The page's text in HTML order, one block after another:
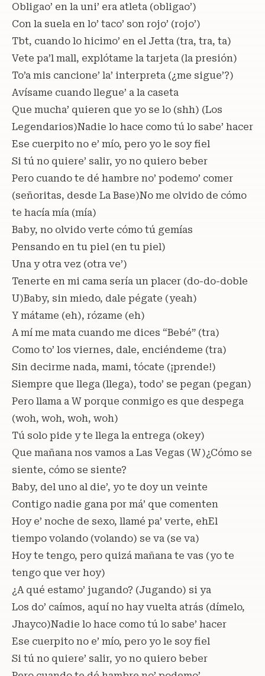
Obligao’ en la uni’ era atleta (obligao’)
Con la suela en lo’ taco’ son rojo’ (rojo’)
Tbt, cuando lo hicimo’ en el Jetta (tra, tra, ta)
Vete pa’l mall, explótame la tarjeta (la presión)
To’a mis cancione’ la’ interpreta (¿me sigue’?)
Avísame cuando llegue’ a la caseta
Que mucha’ quieren que yo se lo (shh) (Los
Legendarios)Nadie lo hace como tú lo sabe’ hacer
Ese cuerpito no e’ mío, pero yo le soy fiel
Si tú no quiere’ salir, yo no quiero beber
Pero cuando te dé hambre no’ podemo’ comer
(señoritas, desde La Base)No me olvido de cómo
te hacía mía (mía)
Baby, no olvido verte cómo tú gemías
Pensando en tu piel (en tu piel)
Una y otra vez (otra ve’)
Tenerte en mi cama sería un placer (do-do-doble
U)Baby, sin miedo, dale pégate (yeah)
Y mátame (eh), rózame (eh)
A mí me mata cuando me dices “Bebé” (tra)
Como to’ los viernes, dale, enciéndeme (tra)
Sin decirme nada, mami, tócate (¡prende!)
Siempre que llega (llega), todo’ se pegan (pegan)
Pero llama a W porque conmigo es que despega
(woh, woh, woh, woh)
Tú solo pide y te llega la entrega (okey)
Que mañana nos vamos a Las Vegas (W)¿Cómo se
siente, cómo se siente?
Baby, del uno al die’, yo te doy un veinte
Contigo nadie gana por má’ que comenten
Hoy e’ noche de sexo, llamé pa’ verte, ehEl
tiempo volando (volando) se va (se va)
Hoy te tengo, pero quizá mañana te vas (yo te
tengo que ver hoy)
¿A qué estamo’ jugando? (Jugando) si ya
Los do’ caímos, aquí no hay vuelta atrás (dímelo,
Jhayco)Nadie lo hace como tú lo sabe’ hacer
Ese cuerpito no e’ mío, pero yo le soy fiel
Si tú no quiere’ salir, yo no quiero beber